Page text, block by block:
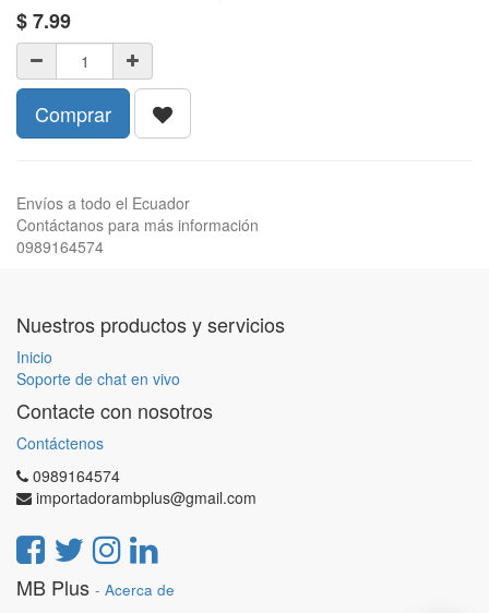
$7.99
Comprar
Envíos a todo el Ecuador
Contáctanos para más información
0989164574
Nuestros productos y servicios
Inicio
Soporte de chat en vivo
Contacte con nosotros
Contáctenos
0989164574
importadorambplus@gmail.com
MB Plus - Acerca de